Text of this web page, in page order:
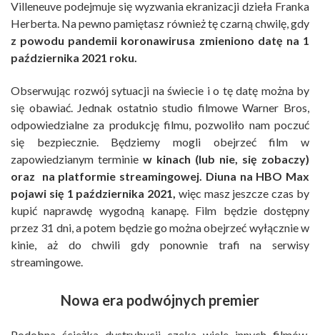
Villeneuve podejmuje się wyzwania ekranizacji dzieła Franka
Herberta. Na pewno pamiętasz również tę czarną chwilę, gdy
z powodu pandemii koronawirusa zmieniono datę na 1
października 2021 roku.
Obserwując rozwój sytuacji na świecie i o tę datę można by
się obawiać. Jednak ostatnio studio filmowe Warner Bros,
odpowiedzialne za produkcję filmu, pozwoliło nam poczuć
się bezpiecznie. Będziemy mogli obejrzeć film w
zapowiedzianym terminie w kinach (lub nie, się zobaczy)
oraz na platformie streamingowej. Diuna na HBO Max
pojawi się 1 października 2021, więc masz jeszcze czas by
kupić naprawdę wygodną kanapę. Film będzie dostępny
przez 31 dni, a potem będzie go można obejrzeć wyłącznie w
kinie, aż do chwili gdy ponownie trafi na serwisy
streamingowe.
Nowa era podwójnych premier